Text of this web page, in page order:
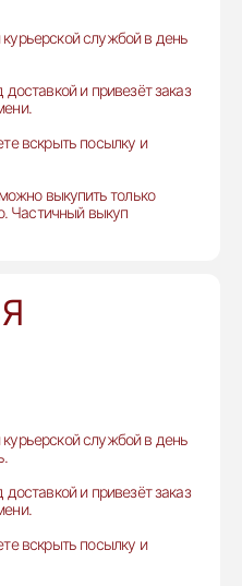
службой в день
и привезёт заказ
вскрыть посылку и
выкупить только
Частичный выкуп
службой в день
и привезёт заказ
вскрыть посылку и